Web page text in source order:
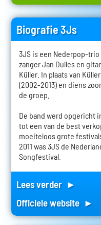
Biografie 3Js
3JS is een Nederpop-
zanger Jan Dulles en
Küller. In plaats van
(2002-2013) en diens
de groep.
De band werd opgericht
tot een van de best
moeiteloos grote
2011 was 3JS de
Songfestival.
Lees verder ►
Officiele website ►